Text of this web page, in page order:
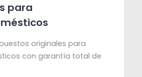
para
originales para
con garantía total de